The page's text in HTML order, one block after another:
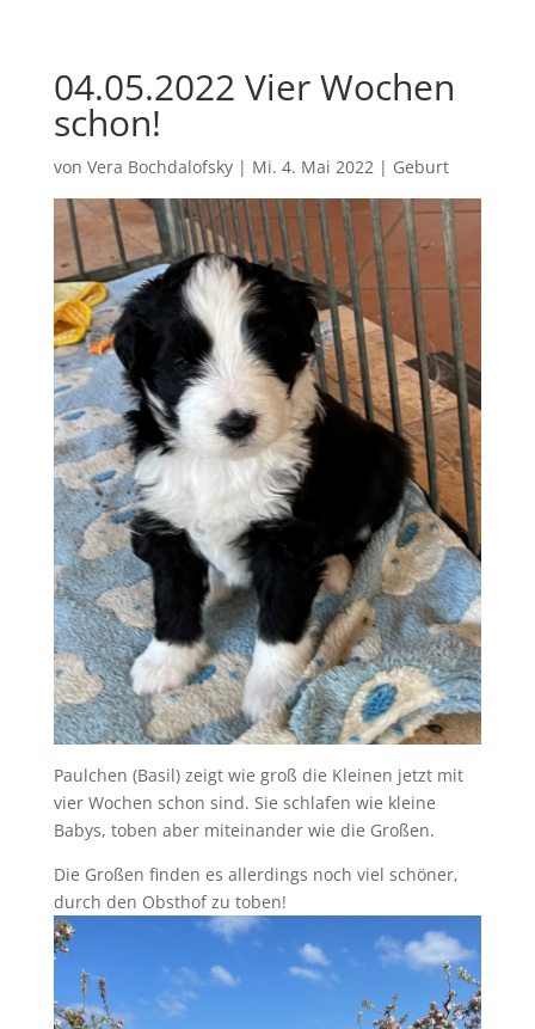
04.05.2022 Vier Wochen
schon!
von Vera Bochdalofsky| Mi. 4. Mai 2022 | Geburt
Paulchen (Basil) zeigt wie groß die Kleinen jetzt mit
vier Wochen schon sind. Sie schlafen wie kleine
Babys, toben aber miteinander wie die Großen.
Die Großen finden es allerdings noch viel schöner,
durch den Obsthof zu toben!